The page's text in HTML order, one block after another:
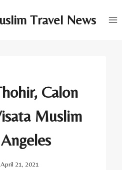
Travel News
Calon
Muslim
April 21, 2021